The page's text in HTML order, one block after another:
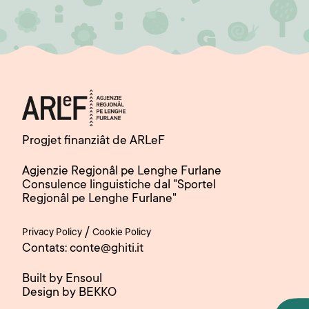
Progjet finanziât de ARLeF
Agjenzie Regjonâl pe Lenghe Furlane
Consulence linguistiche dal "Sportel
Regjonâl pe Lenghe Furlane"
Privacy Policy / Cookie Policy
Contats: conte@ghiti.it
Built by Ensoul
Design by BEKKO